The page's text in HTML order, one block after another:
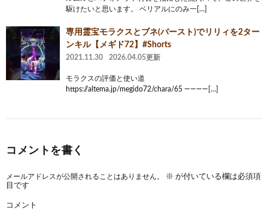
駆けたいと思います。 ベリアルにのみ一[…]
専用霊宝モラクスとブネ(バースト)でリリィを2ター
ンキル【メギド72】#Shorts
2021.11.30 2026.04.05更新
モラクスの評価と使い道
https://altema.jp/megido72/chara/65 ————[…]
コメントを書く
メールアドレスが公開されることはありません。 ※ が付いている欄は必須項
目です
コメント